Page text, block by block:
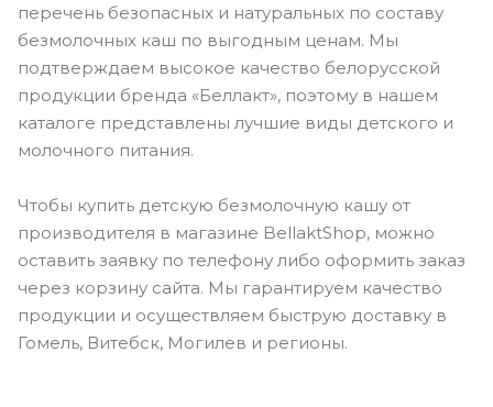
перечень безопасных и натуральных по составу
безмолочных каш по выгодным ценам. Мы
подтверждаем высокое качество белорусской
продукции бренда «Беллакт», поэтому в нашем
каталоге представлены лучшие виды детского и
молочного питания.
Чтобы купить детскую безмолочную кашу от
производителя в магазине BellaktShop, можно
оставить заявку по телефону либо оформить заказ
через корзину сайта. Мы гарантируем качество
продукции и осуществляем быструю доставку в
Гомель, Витебск, Могилев и регионы.